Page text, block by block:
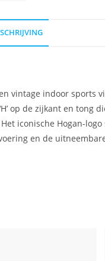
vintage indoor sports
op de zijkant en tong
iconische Hogan-
en de